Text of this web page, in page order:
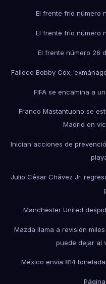
El frente frío número
El frente frío número
El frente número 26
Fallece Bobby Cox,
FIFA se encamina a
Franco Mastantuono se
Madrid en
Inician acciones de
Julio César Chávez Jr.
Manchester United
Mazda llama a revisión
puede dejar al
México envía 814